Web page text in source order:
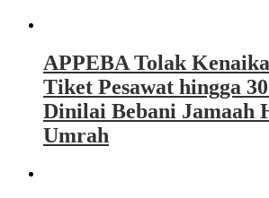
APPEBA Tolak
Tiket Pesawat hingga
Dinilai Bebani Jamaah
Umrah